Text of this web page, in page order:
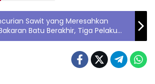
Sawit yang Meresahkan
Batu Berakhir, Tiga Pelaku
Saat Beraksi